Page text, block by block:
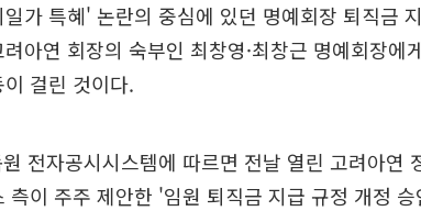
가 특혜' 논란의 중심에 있던 명예회장 퇴직금
아연 회장의 숙부인 최창영·최창근 명예회장에
걸린 것이다.
전자공시시스템에 따르면 전날 열린 고려아연
측이 주주 제안한 '임원 퇴직금 지급 규정 개정